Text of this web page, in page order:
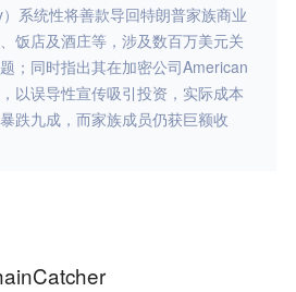
系统性将善款导回特朗普家族商业
饭店及酒庄等，涉及数百万美元关
；同时指出其在加密公司American
以误导性宣传吸引投资，实际成本
跌九成，而家族成员仍获巨额收